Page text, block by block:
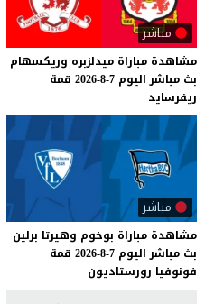
مباشر
مشاهدة مباراة ميدلزبره وريكسهام
بث مباشر اليوم 7-8-2026
قمة
ريفرسايد
مباشر
مشاهدة مباراة بوخوم وهيرتا برلين
بث مباشر اليوم 7-8-2026
قمة
فونوفيا رورستاديون